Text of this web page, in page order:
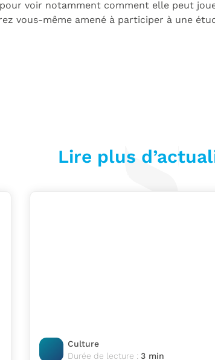
voir notamment comment elle peut
vous-même amené à participer à une
Lire plus
Culture
Durée de lecture : 3 min